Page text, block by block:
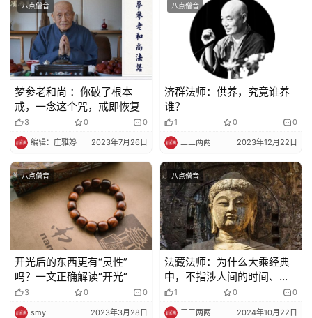
八点僧音
梦参老和尚 ：你破了根本
戒，一念这个咒，戒即恢复
3 0 0
编辑：庄雅婷 2023年7月26日
八点僧音
济群法师：供养，究竟谁养
谁？
1 0 0
三三两两 2023年12月22日
八点僧音
开光后的东西更有“灵性”
吗？一文正确解读“开光”
3 0 0
smy 2023年3月28日
八点僧音
法藏法师：为什么大乘经典
中，不指涉人间的时间、地
点、人名？——谈「大乘为
佛所亲说」的理论内涵
1 0 0
三三两两 2024年10月22日